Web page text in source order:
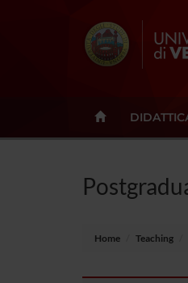
Home Teaching